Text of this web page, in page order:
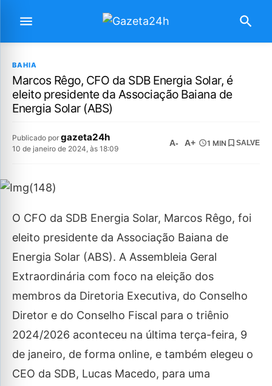
BAHIA
Marcos Rêgo, CFO da SDB Energia Solar, é
eleito presidente da Associação Baiana de
Energia Solar (ABS)
Publicado por gazeta24h
10 de janeiro de 2024, às 18:09
A- A+ 1 MIN SALVE
O CFO da SDB Energia Solar, Marcos Rêgo, foi
eleito presidente da Associação Baiana de
Energia Solar (ABS). A Assembleia Geral
Extraordinária com foco na eleição dos
membros da Diretoria Executiva, do Conselho
Diretor e do Conselho Fiscal para o triênio
2024/2026 aconteceu na última terça-feira, 9
de janeiro, de forma online, e também elegeu o
CEO da SDB, Lucas Macedo, para uma